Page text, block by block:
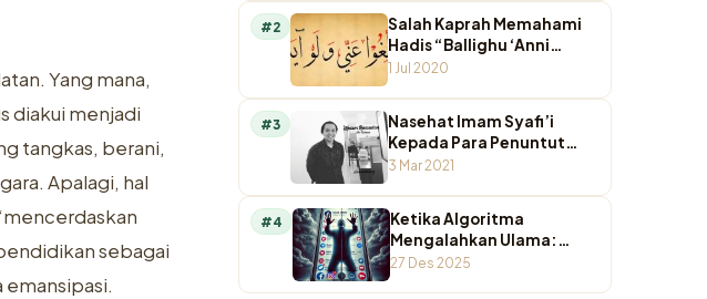
Yang mana,
diakui menjadi
tangkas, berani,
Apalagi, hal
sebagai
#2
Salah Kaprah Memahami
Hadis “Ballighu ‘Anni
Walaw Ayah”
1 Jul 2020
#3
Nasehat Imam Syafi’i
Kepada Para Penuntut
Ilmu
3 Mar 2021
#4
Ketika Algoritma
Mengalahkan Ulama:
Krisis Otoritas
27 Des 2025